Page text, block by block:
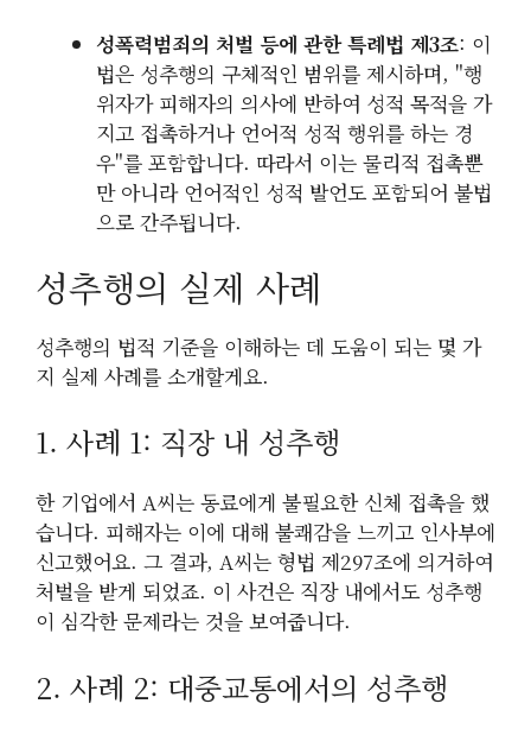
성폭력범죄의 처벌 등에 관한 특례법 제3조: 이
법은 성추행의 구체적인 범위를 제시하며, "행
위자가 피해자의 의사에 반하여 성적 목적을 가
지고 접촉하거나 언어적 성적 행위를 하는 경
우"를 포함합니다. 따라서 이는 물리적 접촉뿐
만 아니라 언어적인 성적 발언도 포함되어 불법
으로 간주됩니다.
성추행의 실제 사례
성추행의 법적 기준을 이해하는 데 도움이 되는 몇 가
지 실제 사례를 소개할게요.
1. 사례 1: 직장 내 성추행
한 기업에서 A씨는 동료에게 불필요한 신체 접촉을 했
습니다. 피해자는 이에 대해 불쾌감을 느끼고 인사부에
신고했어요. 그 결과, A씨는 형법 제297조에 의거하여
처벌을 받게 되었죠. 이 사건은 직장 내에서도 성추행
이 심각한 문제라는 것을 보여줍니다.
2. 사례 2: 대중교통에서의 성추행